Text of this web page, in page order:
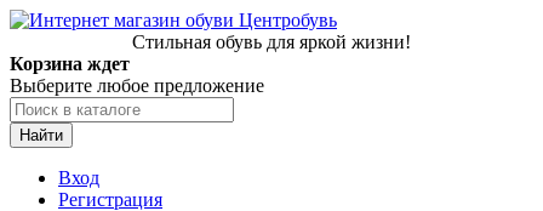
Стильная обувь для яркой жизни!
Корзина ждет
Выберите любое предложение
Найти
Вход
Регистрация